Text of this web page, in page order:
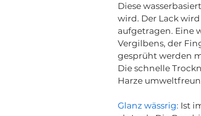
Diese
wird. Der Lack
aufgetragen. Eine
Vergilbens, der
gesprüht werden
Die schnelle
Harze
Glanz wässrig: Ist